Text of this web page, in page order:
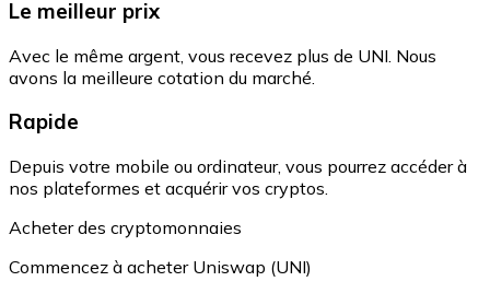
Le meilleur prix
Avec le même argent, vous recevez plus de UNI. Nous
avons la meilleure cotation du marché.
Rapide
Depuis votre mobile ou ordinateur, vous pourrez accéder à
nos plateformes et acquérir vos cryptos.
Acheter des cryptomonnaies
Commencez à acheter Uniswap (UNI)